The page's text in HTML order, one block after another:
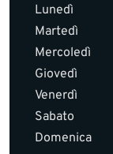
Lunedì
Martedì
Mercoledì
Giovedì
Venerdì
Sabato
Domenica